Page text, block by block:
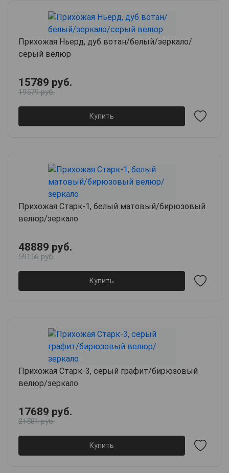
Прихожая Ньерд, дуб вотан/белый/зеркало/
серый велюр
15789 руб.
19579 руб.
Купить
Прихожая Старк-1, белый матовый/бирюзовый
велюр/зеркало
48889 руб.
59156 руб.
Купить
Прихожая Старк-3, серый графит/бирюзовый
велюр/зеркало
17689 руб.
21581 руб.
Купить